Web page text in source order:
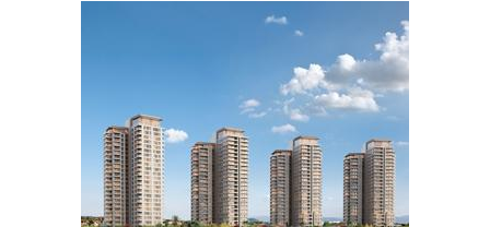
Esat BİNDESEN
Başkan Sekmen’den Erzurum’a
bir vizyon proje daha!